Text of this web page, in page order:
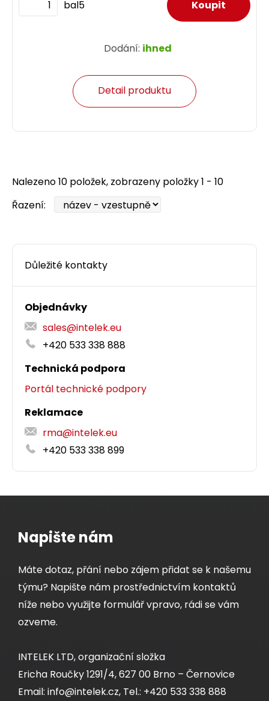
Důležité kontakty
Objednávky
sales@intelek.eu
+420 533 338 888
Technická podpora
Portál technické podpory
Reklamace
rma@intelek.eu
+420 533 338 899
bal5
Dodání: ihned
Detail produktu
Nalezeno 10 položek, zobrazeny položky 1 - 10
Řazení:
Napište nám
Máte dotaz, přání nebo zájem přidat se k našemu
týmu? Napište nám prostřednictvím kontaktů
níže nebo využijte formulář vpravo, rádi se vám
ozveme.
INTELEK LTD, organizační složka
Ericha Roučky 1291/4, 627 00 Brno – Černovice
Email: info@intelek.cz, Tel.: +420 533 338 888